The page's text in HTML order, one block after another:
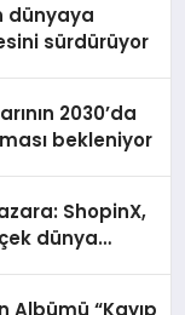
dünyaya
sürdürüyor
2030’da
bekleniyor
ShopinX,
dünya
Albümü “Kayıp